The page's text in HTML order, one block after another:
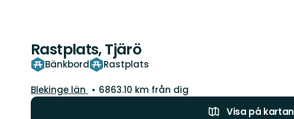
Rastplats, Tjärö
Bänkbord Rastplats
Län:
Blekinge län
6863.10 km från dig
Visa på kartan